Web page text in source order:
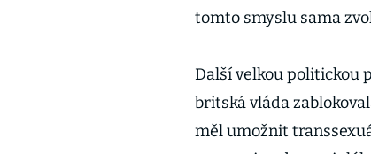
tomto smyslu sama
Další velkou politickou
britská vláda
měl umožnit